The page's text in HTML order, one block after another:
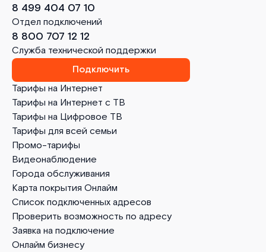
Тарифы на Интернет
Тарифы на Интернет с ТВ
Тарифы на Цифровое ТВ
Тарифы для всей семьи
Промо-тарифы
Видеонаблюдение
Города обслуживания
Карта покрытия Онлайм
Список подключенных адресов
Проверить возможность по адресу
Заявка на подключение
Онлайм бизнесу
8 499 404 07 10
Отдел подключений
8 800 707 12 12
Служба технической поддержки
Подключить